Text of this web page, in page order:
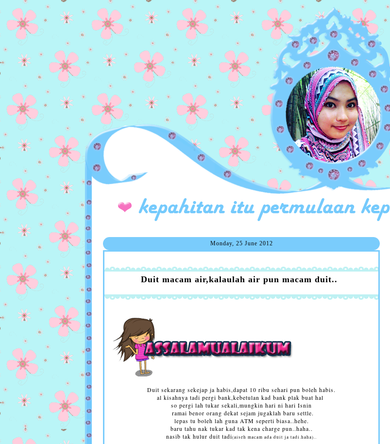
Monday, 25 June 2012
Duit macam air,kalaulah air pun macam duit..
Duit sekarang sekejap ja habis,dapat 10 ribu sehari pun boleh habis.
al kisahnya tadi pergi bank,kebetulan kad bank plak buat hal
so pergi lah tukar sekali,mungkin hari ni hari Isnin
ramai benor orang dekat sejam jugaklah baru settle.
lepas tu boleh lah guna ATM seperti biasa..hehe.
baru tahu nak tukar kad tak kena charge pun..haha..
nasib tak hulur duit tadi(aiseh macam ada duit ja tadi.haha)..